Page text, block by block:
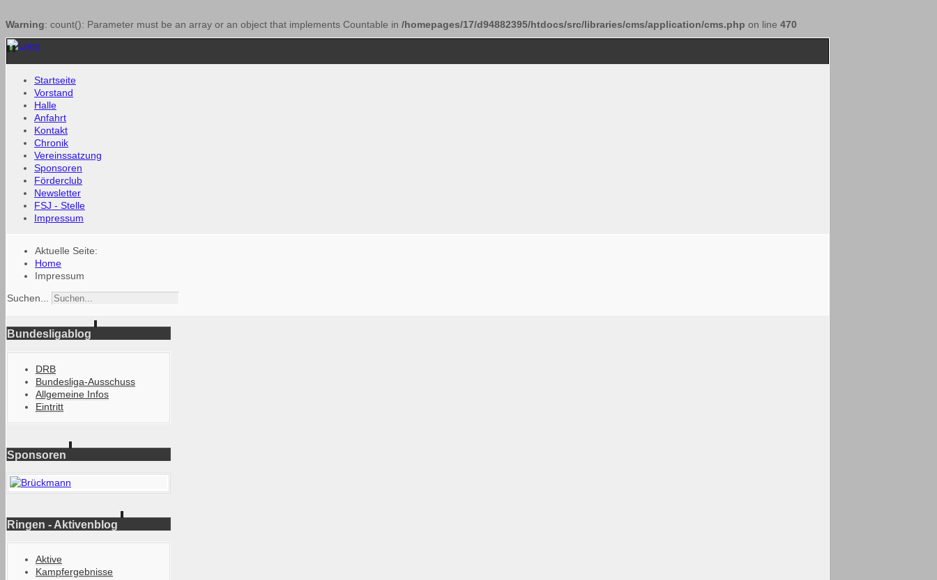
Warning: count(): Parameter must be an array or an object that implements Countable in /homepages/17/d94882395/htdocs/src/libraries/cms/application/cms.php on line 470
Startseite
Vorstand
Halle
Anfahrt
Kontakt
Chronik
Vereinssatzung
Sponsoren
Förderclub
Newsletter
FSJ - Stelle
Impressum
Aktuelle Seite:
Home
Impressum
Suchen...
Bundesligablog
DRB
Bundesliga-Ausschuss
Allgemeine Infos
Eintritt
Sponsoren
Ringen - Aktivenblog
Aktive
Kampfergebnisse